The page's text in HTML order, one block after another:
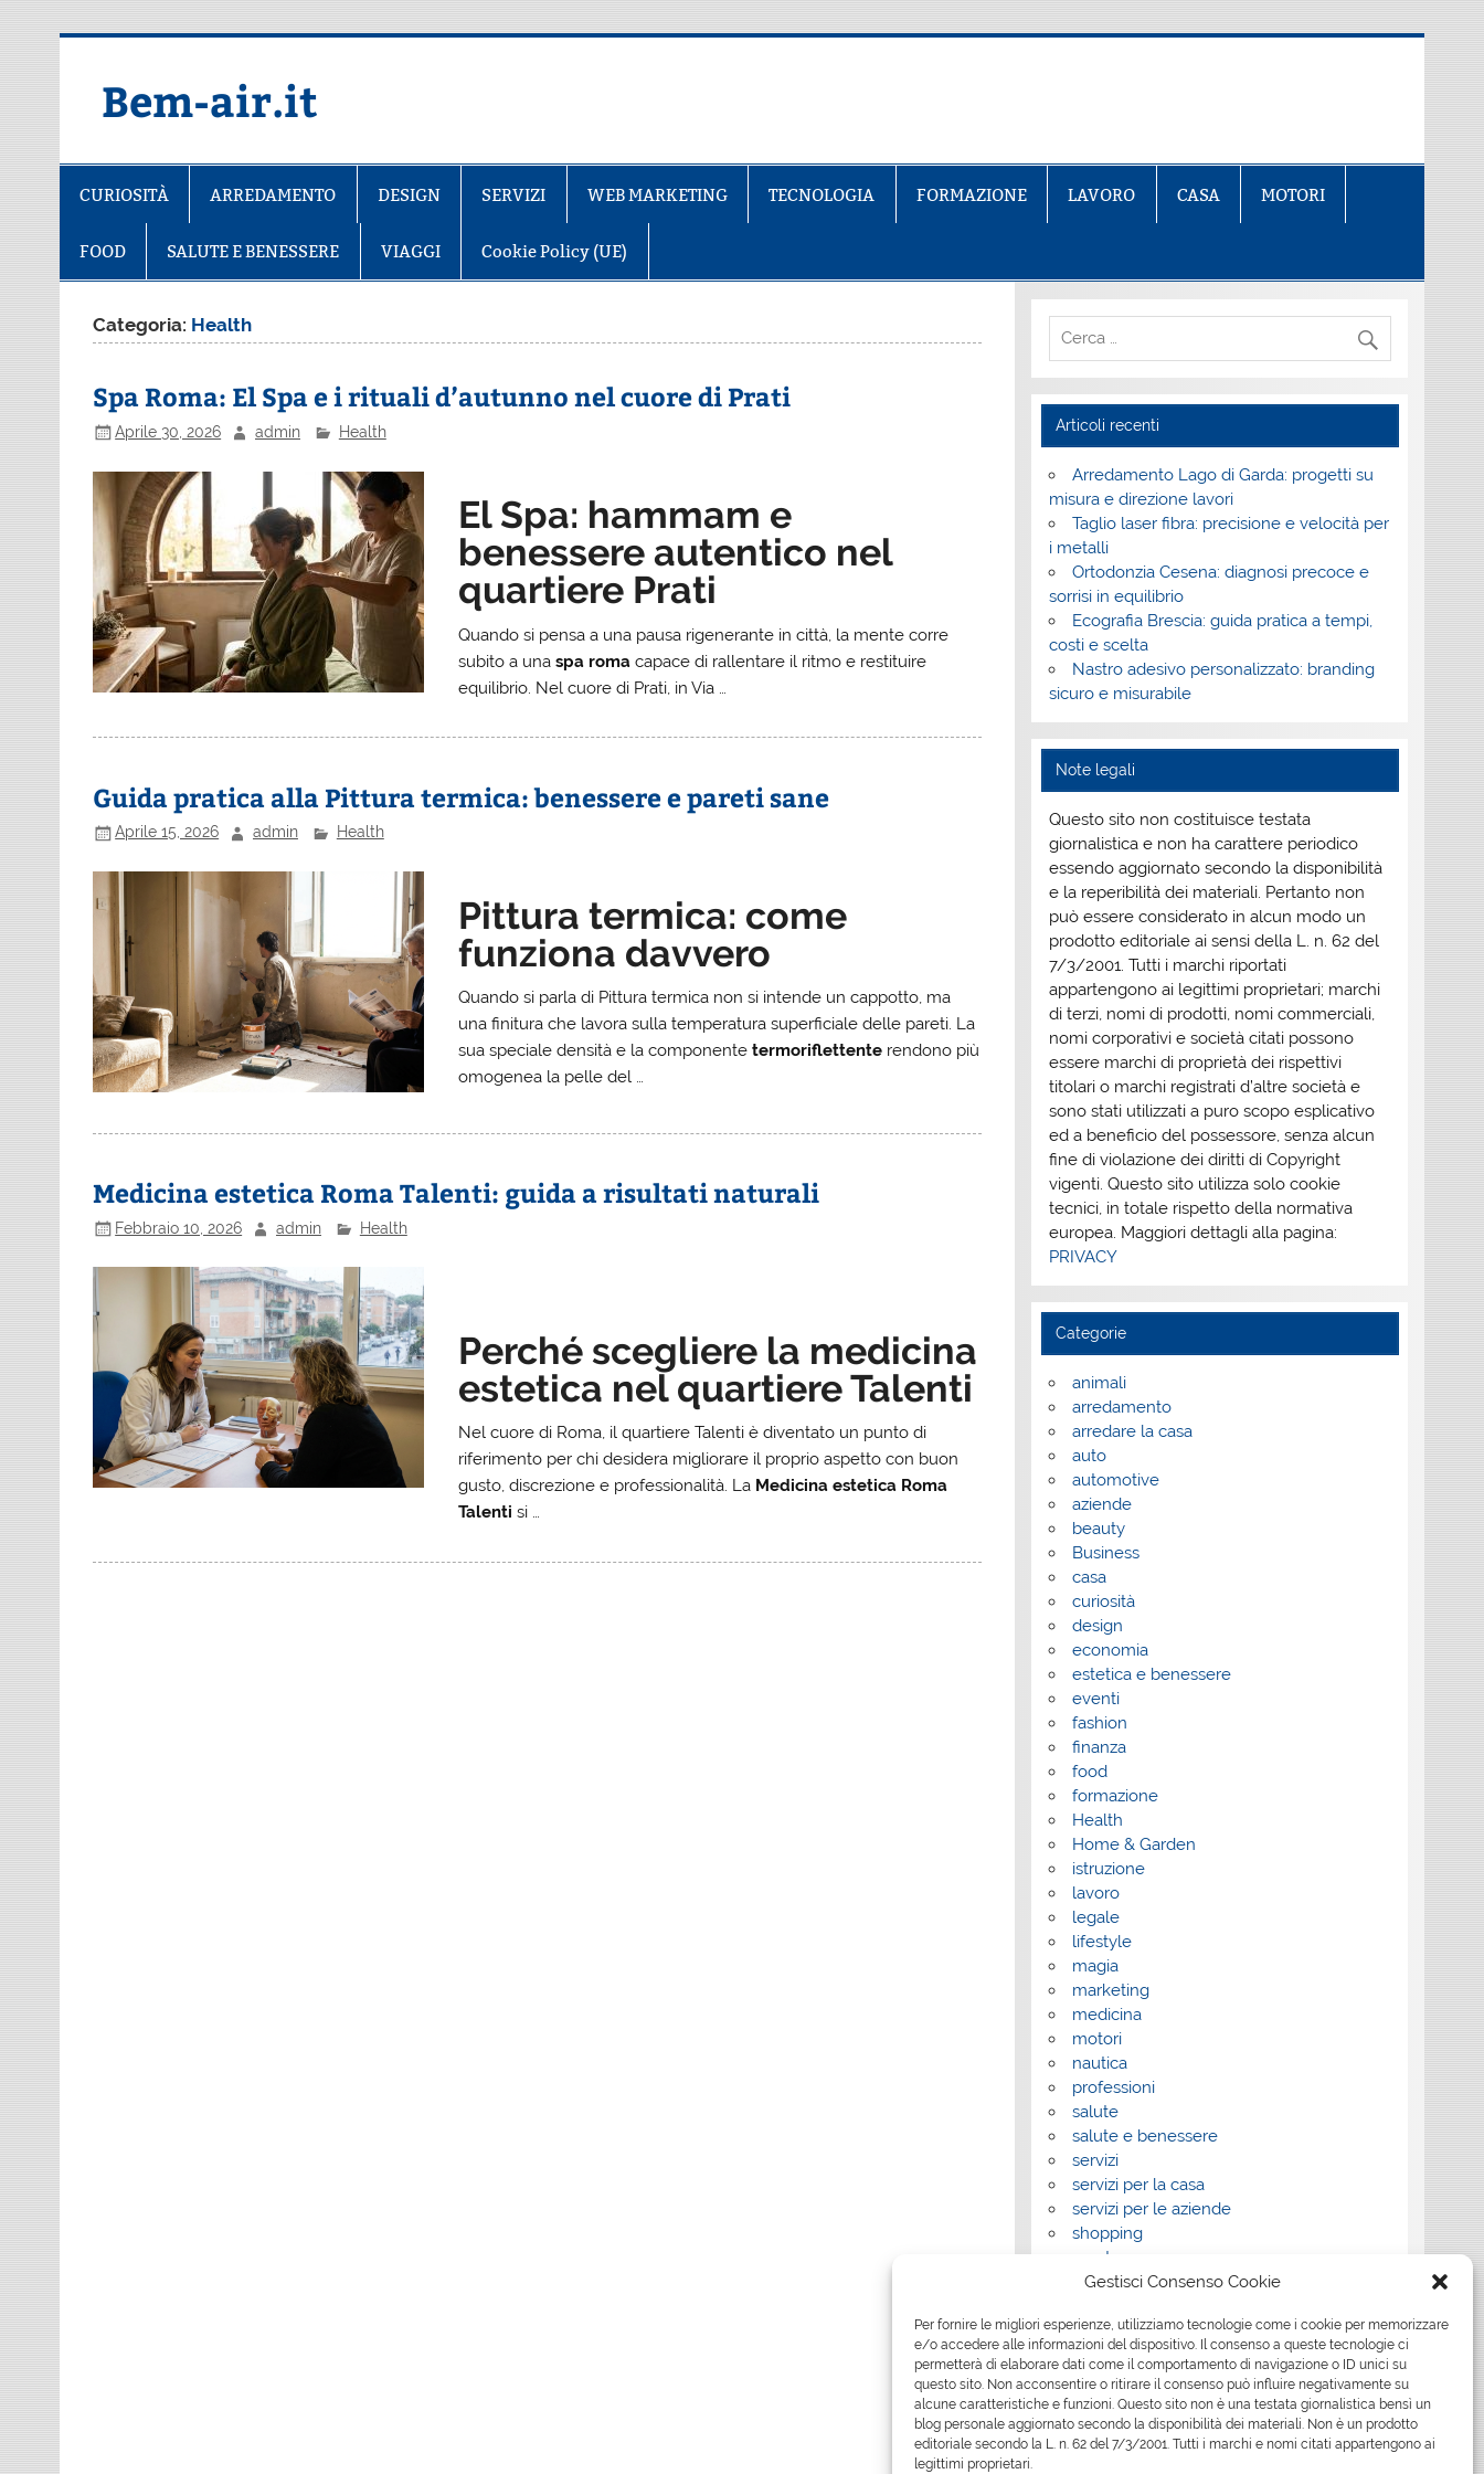
Gestisci Consenso Cookie
Per fornire le migliori esperienze, utilizziamo tecnologie come i cookie per memorizzare
e/o accedere alle informazioni del dispositivo. Il consenso a queste tecnologie ci
permetterà di elaborare dati come il comportamento di navigazione o ID unici su
questo sito. Non acconsentire o ritirare il consenso può influire negativamente su
alcune caratteristiche e funzioni. Questo sito non è una testata giornalistica bensì un
blog personale aggiornato secondo la disponibilità dei materiali. Non è un prodotto
editoriale secondo la L. n. 62 del 7/3/2001. Tutti i marchi e nomi citati appartengono ai
legittimi proprietari.
Bem-air.it
CURIOSITÀ ARREDAMENTO DESIGN SERVIZI WEB MARKETING TECNOLOGIA FORMAZIONE LAVORO CASA MOTORI
FOOD SALUTE E BENESSERE VIAGGI Cookie Policy (UE)
Categoria: Health
Spa Roma: El Spa e i rituali d’autunno nel cuore di Prati
Aprile 30, 2026 admin Health
El Spa: hammam e
benessere autentico nel
quartiere Prati
Quando si pensa a una pausa rigenerante in città, la mente corre
subito a una spa romacapace di rallentare il ritmo e restituire
equilibrio. Nel cuore di Prati, in Via …
Guida pratica alla Pittura termica: benessere e pareti sane
Aprile 15, 2026 admin Health
Pittura termica: come
funziona davvero
Quando si parla di Pittura termica non si intende un cappotto, ma
una finitura che lavora sulla temperatura superficiale delle pareti. La
sua speciale densità e la componente termoriflettenterendono più
omogenea la pelle del …
Medicina estetica Roma Talenti: guida a risultati naturali
Febbraio 10, 2026 admin Health
Perché scegliere la medicina
estetica nel quartiere Talenti
Nel cuore di Roma, il quartiere Talenti è diventato un punto di
riferimento per chi desidera migliorare il proprio aspetto con buon
gusto, discrezione e professionalità. La Medicina estetica Roma
Talenti si …
Articoli recenti
Arredamento Lago di Garda: progetti su
misura e direzione lavori
Taglio laser fibra: precisione e velocità per
i metalli
Ortodonzia Cesena: diagnosi precoce e
sorrisi in equilibrio
Ecografia Brescia: guida pratica a tempi,
costi e scelta
Nastro adesivo personalizzato: branding
sicuro e misurabile
Note legali
Questo sito non costituisce testata
giornalistica e non ha carattere periodico
essendo aggiornato secondo la disponibilità
e la reperibilità dei materiali. Pertanto non
può essere considerato in alcun modo un
prodotto editoriale ai sensi della L. n. 62 del
7/3/2001. Tutti i marchi riportati
appartengono ai legittimi proprietari; marchi
di terzi, nomi di prodotti, nomi commerciali,
nomi corporativi e società citati possono
essere marchi di proprietà dei rispettivi
titolari o marchi registrati d’altre società e
sono stati utilizzati a puro scopo esplicativo
ed a beneficio del possessore, senza alcun
fine di violazione dei diritti di Copyright
vigenti. Questo sito utilizza solo cookie
tecnici, in totale rispetto della normativa
europea. Maggiori dettagli alla pagina:
PRIVACY
Categorie
animali
arredamento
arredare la casa
auto
automotive
aziende
beauty
Business
casa
curiosità
design
economia
estetica e benessere
eventi
fashion
finanza
food
formazione
Health
Home & Garden
istruzione
lavoro
legale
lifestyle
magia
marketing
medicina
motori
nautica
professioni
salute
salute e benessere
servizi
servizi per la casa
servizi per le aziende
shopping
sport
Tech
travel
Uncategorized
viaggi
web
web marketing
wedding